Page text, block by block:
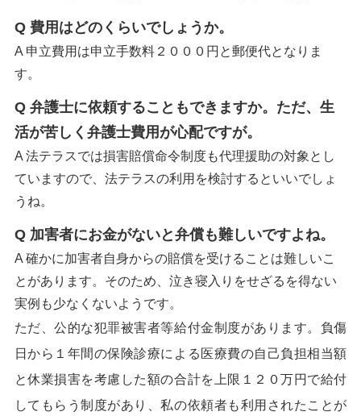
Q 費用はどのくらいでしょうか。
A 申立費用は申立手数料２０００円と郵便代となりま
す。
Q 弁護士に依頼することもできますか。ただ、生
活が苦しく弁護士費用が心配ですが。
A 法テラスでは損害賠償命令制度も代理援助の対象とし
ていますので、法テラスの利用を検討するといいでしょ
うね。
Q 加害者にお金がないと弁償も難しいですよね。
A 確かに加害者自身からの賠償を受けることは難しいこ
とがあります。そのため、泣き寝入りをせざるを得ない
実例も少なくないようです。
ただ、公的な犯罪被害者等給付金制度があります。負傷
日から１年間の保険診療による医療費の自己負担相当額
と休業損害を考慮した額の合計を上限１２０万円で給付
してもらう制度があり、私の依頼者も利用されたことが